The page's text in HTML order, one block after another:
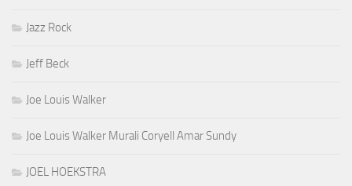
Jazz Rock
Jeff Beck
Joe Louis Walker
Joe Louis Walker Murali Coryell Amar Sundy
JOEL HOEKSTRA